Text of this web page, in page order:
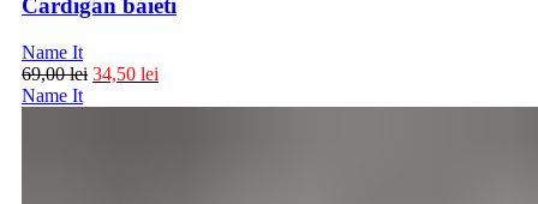
Cardigan baieti
Name It
69,00lei 34,50 lei
Name It